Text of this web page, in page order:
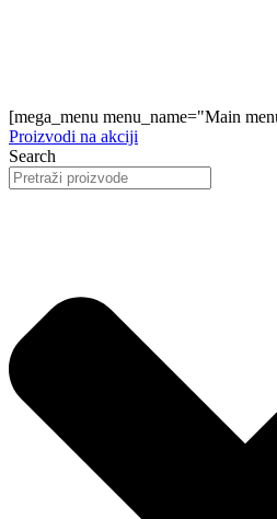
[mega_menu menu_name="Main
Proizvodi na akciji
Search